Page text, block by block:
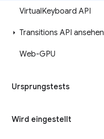
VirtualKeyboard API
Transitions API ansehen
Web-GPU
Ursprungstests
Wird eingestellt